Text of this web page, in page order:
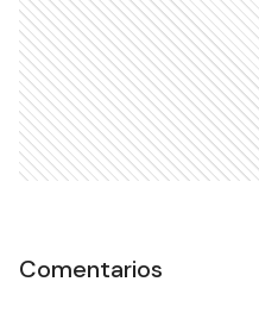
Comentarios